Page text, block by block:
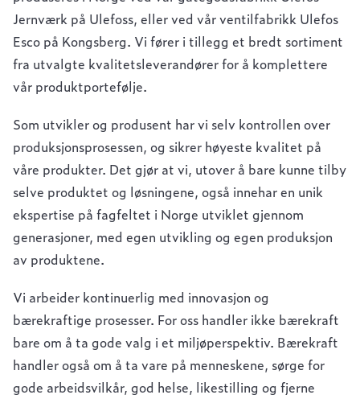
Jernværk på Ulefoss, eller ved vår ventilfabrikk Ulefos
Esco på Kongsberg. Vi fører i tillegg et bredt sortiment
fra utvalgte kvalitetsleverandører for å komplettere
vår produktportefølje.
Som utvikler og produsent har vi selv kontrollen over
produksjonsprosessen, og sikrer høyeste kvalitet på
våre produkter. Det gjør at vi, utover å bare kunne tilby
selve produktet og løsningene, også innehar en unik
ekspertise på fagfeltet i Norge utviklet gjennom
generasjoner, med egen utvikling og egen produksjon
av produktene.
Vi arbeider kontinuerlig med innovasjon og
bærekraftige prosesser. For oss handler ikke bærekraft
bare om å ta gode valg i et miljøperspektiv. Bærekraft
handler også om å ta vare på menneskene, sørge for
gode arbeidsvilkår, god helse, likestilling og fjerne